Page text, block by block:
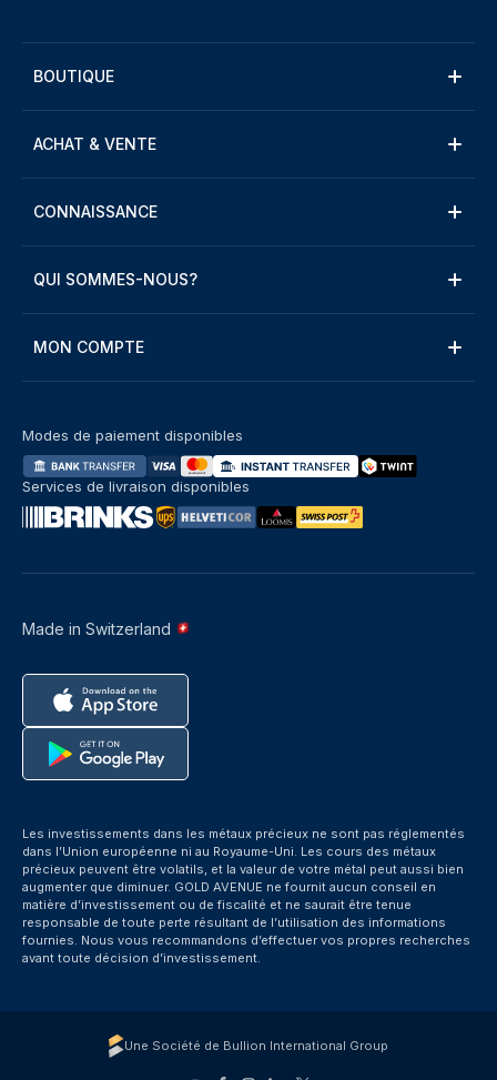
BOUTIQUE
ACHAT & VENTE
CONNAISSANCE
QUI SOMMES-NOUS?
MON COMPTE
Made in Switzerland
Modes de paiement disponibles
Services de livraison disponibles
Les investissements dans les métaux précieux ne sont pas réglementés
dans l’Union européenne ni au Royaume-Uni. Les cours des métaux
précieux peuvent être volatils, et la valeur de votre métal peut aussi bien
augmenter que diminuer. GOLD AVENUE ne fournit aucun conseil en
matière d’investissement ou de fiscalité et ne saurait être tenue
responsable de toute perte résultant de l’utilisation des informations
fournies. Nous vous recommandons d’effectuer vos propres recherches
avant toute décision d’investissement.
Une Société de Bullion International Group